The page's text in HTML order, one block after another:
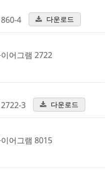
4 다운로드
어그램 2722
3 다운로드
어그램 8015